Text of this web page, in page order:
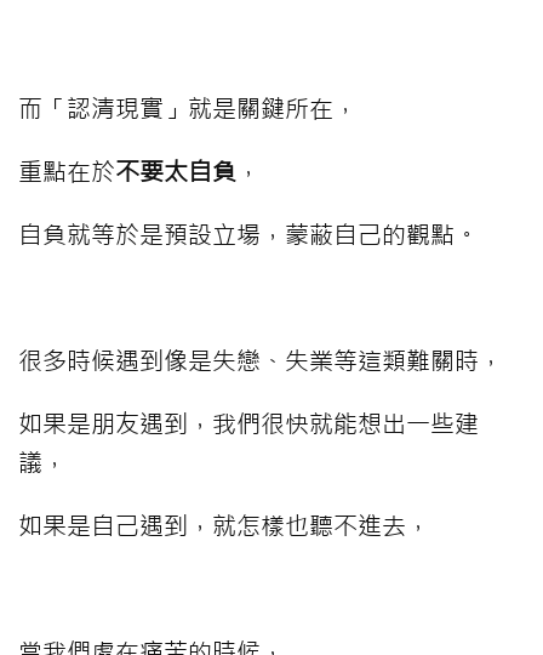
而「認清現實」就是關鍵所在，
重點在於不要太自負 ，
自負就等於是預設立場，蒙蔽自己的觀點。
很多時候遇到像是失戀、失業等這類難關時，
如果是朋友遇到，我們很快就能想出一些建
議，
如果是自己遇到，就怎樣也聽不進去，